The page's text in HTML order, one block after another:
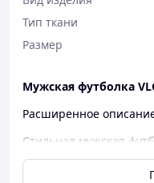
Тип ткани
Размер
Мужская футболка
Расширенное
Стильная мужская
кто ценит комфорт и
— мягкий,